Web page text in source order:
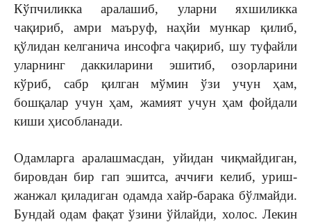
Кўпчиликка аралашиб, уларни яхшиликка
чақириб, амри маъруф, наҳйи мункар қилиб,
қўлидан келганича инсофга чақириб, шу туфайли
уларнинг даккиларини эшитиб, озорларини
кўриб, сабр қилган мўмин ўзи учун ҳам,
бошқалар учун ҳам, жамият учун ҳам фойдали
киши ҳисобланади.
Одамларга аралашмасдан, уйидан чиқмайдиган,
бировдан бир гап эшитса, аччиғи келиб, уриш-
жанжал қиладиган одамда хайр-барака бўлмайди.
Бундай одам фақат ўзини ўйлайди, холос. Лекин